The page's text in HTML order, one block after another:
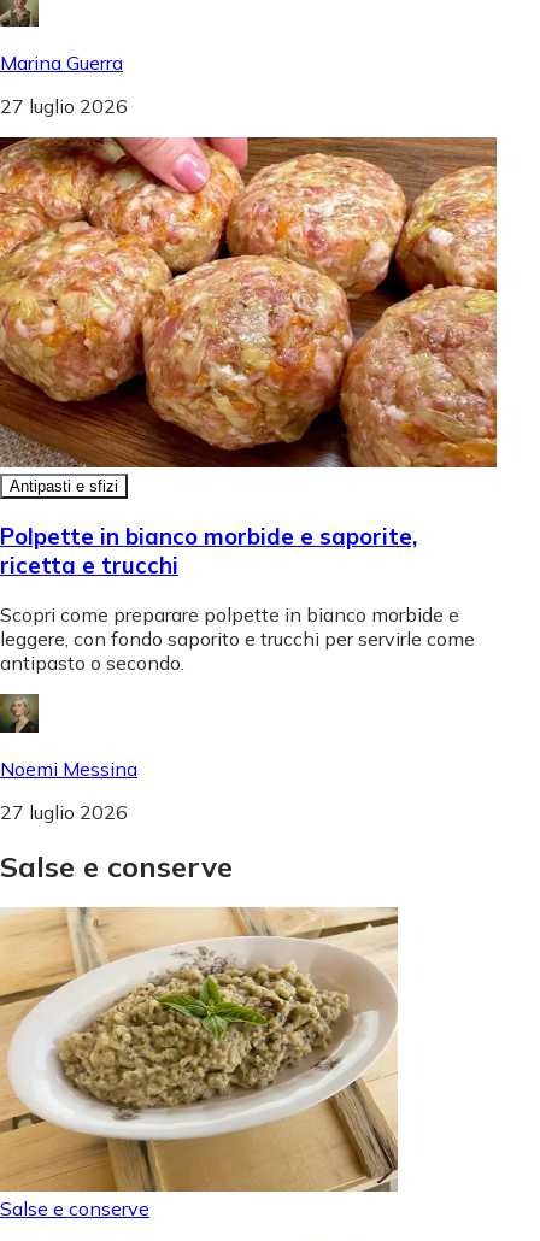
Marina Guerra
27 luglio 2026
Antipasti e sfizi
Polpette in bianco morbide e saporite,
ricetta e trucchi
Scopri come preparare polpette in bianco morbide e
leggere, con fondo saporito e trucchi per servirle come
antipasto o secondo.
Noemi Messina
27 luglio 2026
Salse e conserve
Salse e conserve